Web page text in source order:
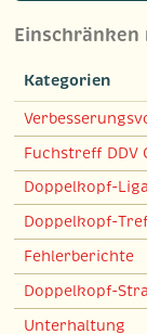
Einschränken
Kategorien
Fuchstreff DDV
Doppelkopf-Liga
Doppelkopf-
Fehlerberichte
Doppelkopf-
Unterhaltung